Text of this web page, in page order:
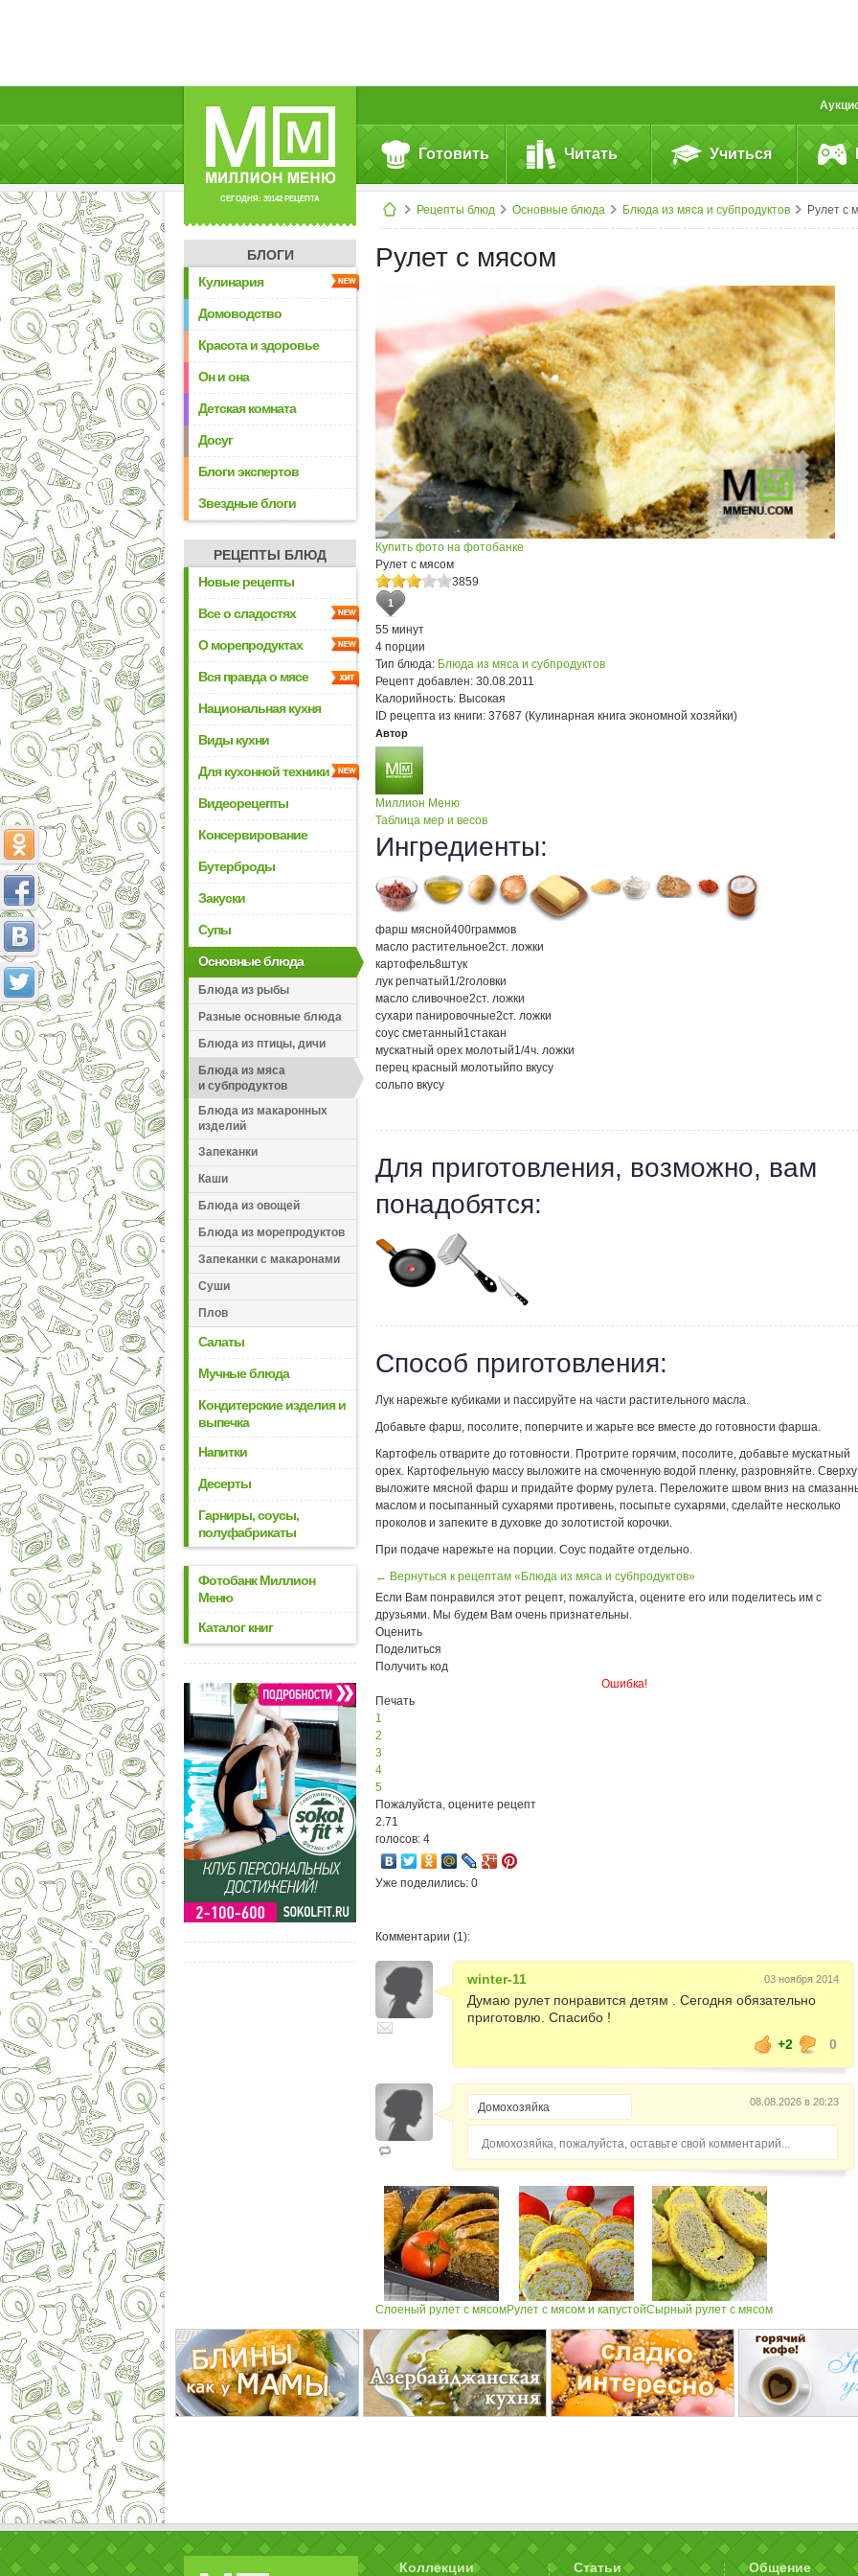
СЕГОДНЯ: 39142 РЕЦЕПТА
Готовить Читать Учиться
Рецепты блюд Основные блюда Блюда из мяса и субпродуктов Рулет с мясом
БЛОГИ
Кулинария
Домоводство
Красота и здоровье
Он и она
Детская комната
Досуг
Блоги экспертов
Звездные блоги
РЕЦЕПТЫ БЛЮД
Новые рецепты
Все о сладостях
О морепродуктах
Вся правда о мясе
Национальная кухня
Виды кухни
Для кухонной техники
Видеорецепты
Консервирование
Бутерброды
Закуски
Супы
Основные блюда
Блюда из рыбы
Разные основные блюда
Блюда из птицы, дичи
Блюда из мяса
и субпродуктов
Блюда из макаронных
изделий
Запеканки
Каши
Блюда из овощей
Блюда из морепродуктов
Запеканки с макаронами
Суши
Плов
Салаты
Мучные блюда
Кондитерские изделия и
выпечка
Напитки
Десерты
Гарниры, соусы,
полуфабрикаты
Фотобанк Миллион
Меню
Каталог книг
Рулет с мясом
Купить фото на фотобанке
Рулет с мясом
3859
1
55 минут
4 порции
Тип блюда: Блюда из мяса и субпродуктов
Рецепт добавлен: 30.08.2011
Калорийность: Высокая
ID рецепта из книги: 37687 (Кулинарная книга экономной хозяйки)
Автор
Миллион Меню
Таблица мер и весов
Ингредиенты:
фарш мясной400граммов
масло растительное2ст. ложки
картофель8штук
лук репчатый1/2головки
масло сливочное2ст. ложки
сухари панировочные2ст. ложки
соус сметанный1стакан
мускатный орех молотый1/4ч. ложки
перец красный молотыйпо вкусу
сольпо вкусу
Для приготовления, возможно, вам
понадобятся:
Способ приготовления:
Лук нарежьте кубиками и пассируйте на части растительного масла.
Добавьте фарш, посолите, поперчите и жарьте все вместе до готовности фарша.
Картофель отварите до готовности. Протрите горячим, посолите, добавьте мускатный
орех. Картофельную массу выложите на смоченную водой пленку, разровняйте. Сверху
выложите мясной фарш и придайте форму рулета. Переложите швом вниз на
маслом и посыпанный сухарями противень, посыпьте сухарями, сделайте несколько
проколов и запеките в духовке до золотистой корочки.
При подаче нарежьте на порции. Соус подайте отдельно.
← Вернуться к рецептам «Блюда из мяса и субпродуктов»
Если Вам понравился этот рецепт, пожалуйста, оцените его или поделитесь им с
друзьями. Мы будем Вам очень признательны.
Оценить
Поделиться
Получить код
Ошибка!
Печать
1
2
3
4
5
Пожалуйста, оцените рецепт
2.71
голосов: 4
Уже поделились: 0
Комментарии (1):
winter-11 03 ноября 2014
Думаю рулет понравится детям . Сегодня обязательно
приготовлю. Спасибо !
+2
0
08.08.2026 в 20:23
Домохозяйка, пожалуйста, оставьте свой комментарий...
Слоеный рулет с мясомРулет с мясом и капустойСырный рулет с мясом
Коллекции Статьи Общение